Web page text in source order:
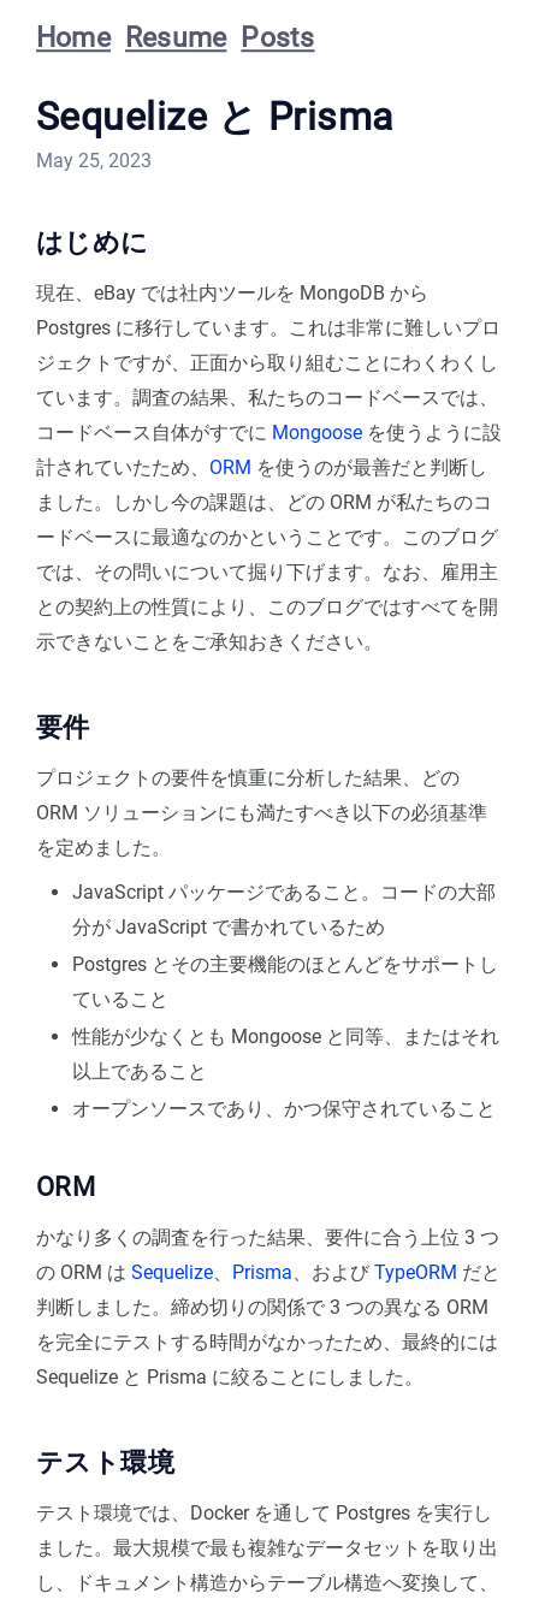
Home Resume Posts
Sequelize と Prisma
May 25, 2023
はじめに
現在、eBay では社内ツールを MongoDB から
Postgres に移行しています。これは非常に難しいプロ
ジェクトですが、正面から取り組むことにわくわくし
ています。調査の結果、私たちのコードベースでは、
コードベース自体がすでに Mongoose を使うように設
計されていたため、 ORM を使うのが最善だと判断し
ました。しかし今の課題は、どの ORM が私たちのコ
ードベースに最適なのかということです。このブログ
では、その問いについて掘り下げます。なお、雇用主
との契約上の性質により、このブログではすべてを開
示できないことをご承知おきください。
要件
プロジェクトの要件を慎重に分析した結果、どの
ORM ソリューションにも満たすべき以下の必須基準
を定めました。
JavaScript パッケージであること。コードの大部
分が JavaScript で書かれているため
Postgres とその主要機能のほとんどをサポートし
ていること
性能が少なくとも Mongoose と同等、またはそれ
以上であること
オープンソースであり、かつ保守されていること
ORM
かなり多くの調査を行った結果、要件に合う上位 3 つ
の ORM は Sequelize Prisma 、および TypeORM だと
判断しました。締め切りの関係で 3 つの異なる ORM
を完全にテストする時間がなかったため、最終的には
Sequelize と Prisma に絞ることにしました。
テスト環境
テスト環境では、Docker を通して Postgres を実行し
ました。最大規模で最も複雑なデータセットを取り出
し、ドキュメント構造からテーブル構造へ変換して、